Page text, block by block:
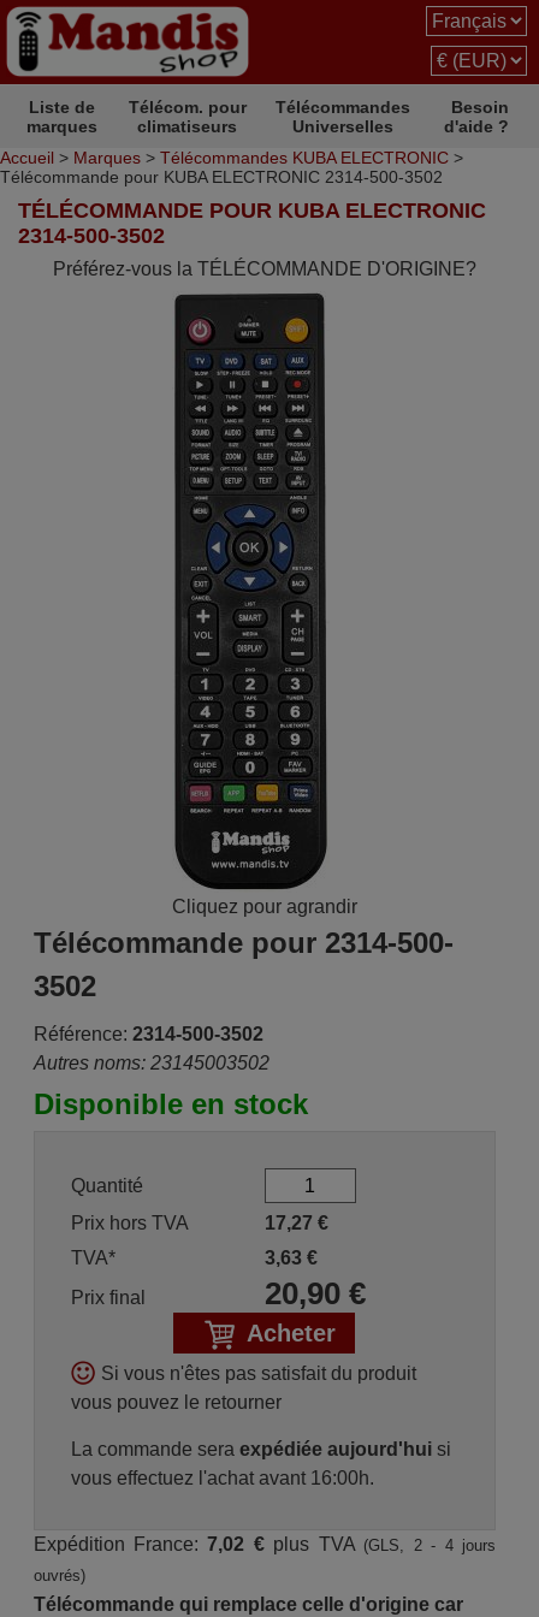
Liste de
marques
Télécom. pour
climatiseurs
Télécommandes
Universelles
Besoin
d'aide ?
Accueil > Marques > Télécommandes KUBA ELECTRONIC >
Télécommande pour KUBA ELECTRONIC 2314-500-3502
TÉLÉCOMMANDE POUR KUBA ELECTRONIC
2314-500-3502
Préférez-vous la TÉLÉCOMMANDE D'ORIGINE?
Cliquez pour agrandir
Télécommande pour 2314-500-
3502
Référence: 2314-500-3502
Autres noms: 23145003502
Disponible en stock
Quantité
Prix hors TVA
17,27 €
TVA*
3,63€
Prix final
20,90€
Acheter
Si vous n'êtes pas satisfait du produit
vous pouvez le retourner
La commande sera expédiée aujourd'huisi
vous effectuez l'achat avant 16:00h.
Expédition France:7,02 €plus TVA (GLS, 2 - 4 jours
ouvrés)
Télécommande qui remplace celle d'origine car